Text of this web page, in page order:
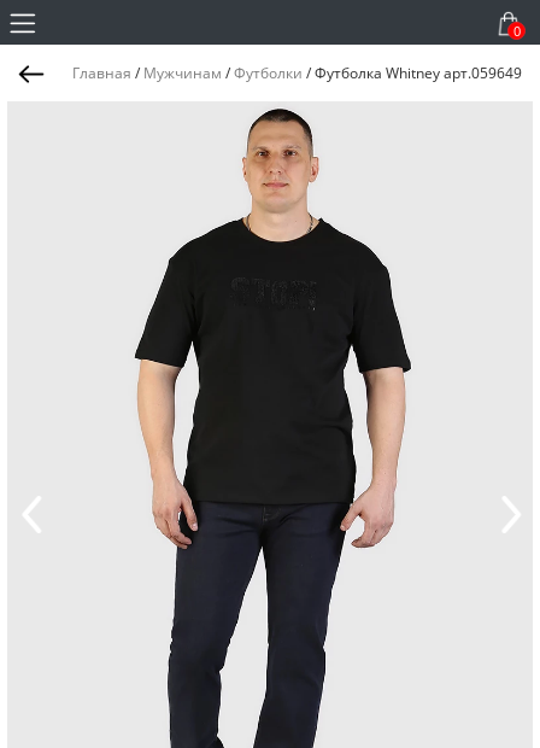
0
Главная / Мужчинам /Футболки /Футболка Whitney арт.059649